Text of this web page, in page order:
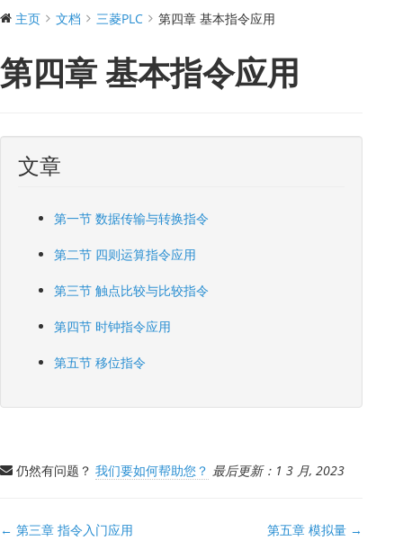
主页
文档 三菱PLC 第四章 基本指令应用
第四章 基本指令应用
文章
第一节 数据传输与转换指令
第二节 四则运算指令应用
第三节 触点比较与比较指令
第四节 时钟指令应用
第五节 移位指令
仍然有问题？ 我们要如何帮助您？ 最后更新：1 3 月, 2023
文
← 第三章 指令入门应用 第五章 模拟量 →